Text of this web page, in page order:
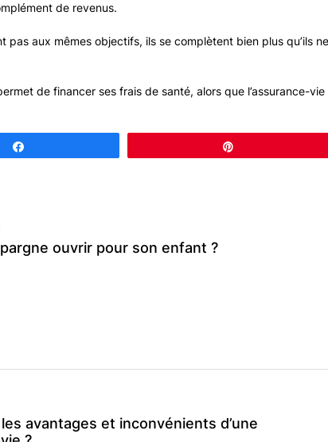
de revenus.
pas aux mêmes objectifs, ils se complètent bien plus qu’ils ne
de financer ses frais de santé, alors que l’assurance-vie
ouvrir pour son enfant ?
avantages et inconvénients d’une